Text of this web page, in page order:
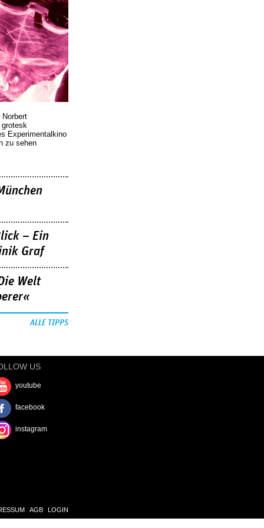
Experimentalkino
zu sehen
– Ein
Graf
Welt
ALLE TIPPS
US
youtube
facebook
instagram
AGB LOGIN